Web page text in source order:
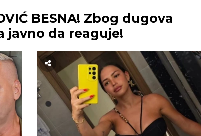
BESNA! Zbog dugova
javno da reaguje!